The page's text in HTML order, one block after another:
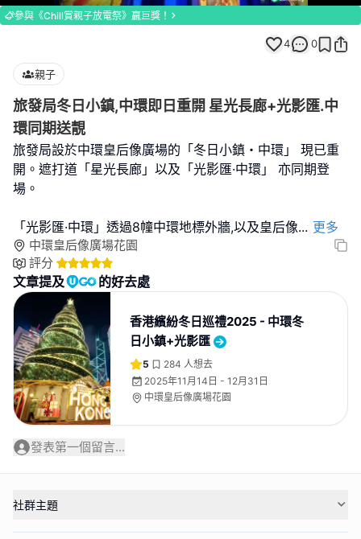
100.00%
參與《Chill賞親子放電祭》贏巨獎！
4 0
親子
旅發局冬日小鎮,中環即日重開 星光長廊+光影匯.中
環同期送靚
旅發局設於中環皇后像廣場的「冬日小鎮・中環」 現已重
開。遮打道「星光長廊」以及「光影匯·中環」 亦同期登
場。
「光影匯·中環」透過8幢中環地標外牆,以及皇后像... 更多
中環皇后像廣場花園
評分
文章提及 的好去處
香港繽紛冬日巡禮2025 - 中環冬
日小鎮+光影匯
5 284 人想去
2025年11月14日 - 12月31日
中環皇后像廣場花園
發表第一個留言...
社群主題